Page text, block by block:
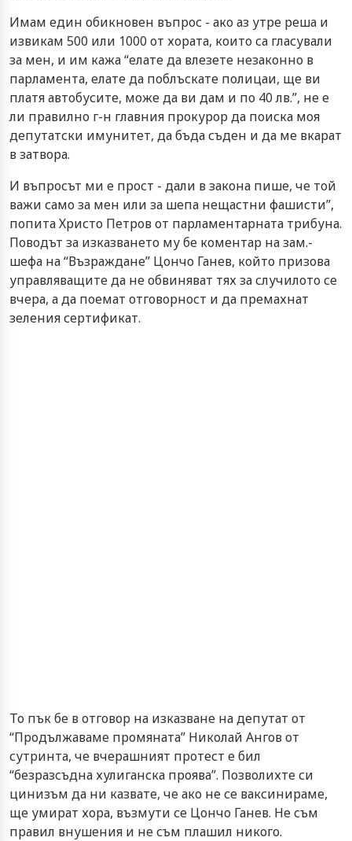
Имам един обикновен въпрос - ако аз утре реша и
извикам 500 или 1000 от хората, които са гласували
за мен, и им кажа “елате да влезете незаконно в
парламента, елате да поблъскате полицаи, ще ви
платя автобусите, може да ви дам и по 40 лв.”, не е
ли правилно г-н главния прокурор да поиска моя
депутатски имунитет, да бъда съден и да ме вкарат
в затвора.
И въпросът ми е прост - дали в закона пише, че той
важи само за мен или за шепа нещастни фашисти”,
попита Христо Петров от парламентарната трибуна.
Поводът за изказването му бе коментар на зам.-
шефа на “Възраждане” Цончо Ганев, който призова
управляващите да не обвиняват тях за случилото се
вчера, а да поемат отговорност и да премахнат
зеления сертификат.
То пък бе в отговор на изказване на депутат от
“Продължаваме промяната” Николай Ангов от
сутринта, че вчерашният протест е бил
“безразсъдна хулиганска проява”. Позволихте си
цинизъм да ни казвате, че ако не се ваксинираме,
ще умират хора, възмути се Цончо Ганев. Не съм
правил внушения и не съм плашил никого.